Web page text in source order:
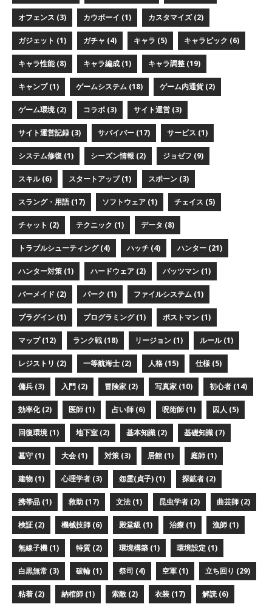
オフェンス (3) カウボーイ (1) カスタマイズ (2)
ガジェット (1) ガチャ (4) キャラ (5) キャラピック (6)
キャラ性能 (8) キャラ編成 (1) キャラ調整 (19)
キャンプ (1) ゲームシステム (18) ゲーム内通貨 (2)
ゲーム環境 (2) コラボ (3) サイト運営 (3)
サイト運営記録 (3) サバイバー (17) サービス (1)
システム修復 (1) シーズン情報 (2) ジョゼフ (9)
スキル (6) スタートアップ (1) スポーン (3)
スラング・用語 (17) ソフトウェア (1) チェイス (5)
チャット (2) テクニック (1) データ (8)
トラブルシューティング (4) ハッチ (4) ハンター (21)
ハンター対策 (1) ハードウェア (2) バッツマン (1)
バーメイド (2) パーク (1) ファイルシステム (1)
プラグイン (1) プログラミング (1) ポストマン (1)
マップ (12) ランク戦 (18) リージョン (1) ルール (1)
レジストリ (2) 一等航海士 (2) 人格 (15) 仕様 (5)
傭兵 (3) 入門 (2) 冒険家 (2) 写真家 (10) 初心者 (14)
効率化 (2) 医師 (1) 占い師 (6) 呪術師 (1) 囚人 (5)
回復環境 (1) 地下室 (2) 基本知識 (2) 基礎知識 (7)
墓守 (1) 大会 (1) 対策 (3) 居館 (1) 庭師 (1)
建物 (1) 心理学者 (3) 怨霊(貞子) (1) 探鉱者 (2)
携帯品 (1) 救助 (17) 文法 (1) 昆虫学者 (2) 曲芸師 (2)
検証 (2) 機械技師 (6) 殿堂級 (1) 治療 (1) 漁師 (1)
無線子機 (1) 特質 (2) 環境構築 (1) 環境設定 (1)
白黒無常 (3) 破輪 (1) 祭司 (4) 空軍 (1) 立ち回り (29)
粘着 (2) 納棺師 (1) 索敵 (2) 衣装 (17) 解読 (6)